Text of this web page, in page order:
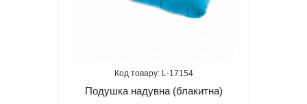
17154
Подушка надувна (блакитна)